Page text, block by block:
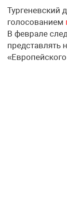
Тургеневский
голосованием
В феврале
представлять